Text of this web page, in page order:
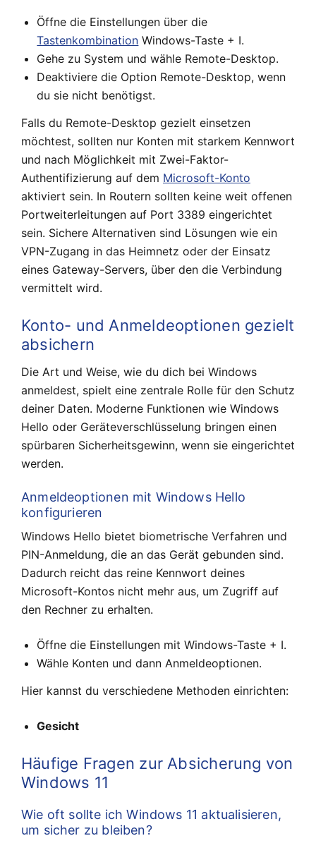
Öffne die Einstellungen über die
Tastenkombination Windows-Taste + I.
Gehe zu System und wähle Remote-Desktop.
Deaktiviere die Option Remote-Desktop, wenn
du sie nicht benötigst.
Falls du Remote-Desktop gezielt einsetzen
möchtest, sollten nur Konten mit starkem Kennwort
und nach Möglichkeit mit Zwei-Faktor-
Authentifizierung auf dem Microsoft-Konto
aktiviert sein. In Routern sollten keine weit offenen
Portweiterleitungen auf Port 3389 eingerichtet
sein. Sichere Alternativen sind Lösungen wie ein
VPN-Zugang in das Heimnetz oder der Einsatz
eines Gateway-Servers, über den die Verbindung
vermittelt wird.
Konto- und Anmeldeoptionen gezielt
absichern
Die Art und Weise, wie du dich bei Windows
anmeldest, spielt eine zentrale Rolle für den Schutz
deiner Daten. Moderne Funktionen wie Windows
Hello oder Geräteverschlüsselung bringen einen
spürbaren Sicherheitsgewinn, wenn sie eingerichtet
werden.
Anmeldeoptionen mit Windows Hello
konfigurieren
Windows Hello bietet biometrische Verfahren und
PIN-Anmeldung, die an das Gerät gebunden sind.
Dadurch reicht das reine Kennwort deines
Microsoft-Kontos nicht mehr aus, um Zugriff auf
den Rechner zu erhalten.
Öffne die Einstellungen mit Windows-Taste + I.
Wähle Konten und dann Anmeldeoptionen.
Hier kannst du verschiedene Methoden einrichten:
Gesicht
Häufige Fragen zur Absicherung von
Windows 11
Wie oft sollte ich Windows 11 aktualisieren,
um sicher zu bleiben?